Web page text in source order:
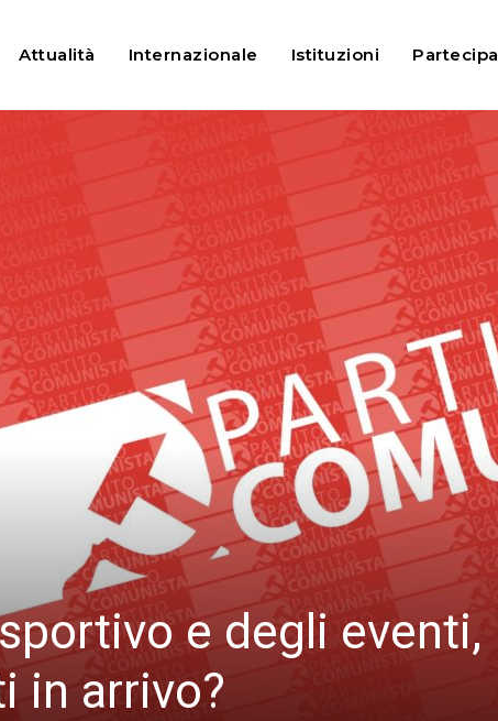
Attualità Internazionale Istituzioni Partecipa
e degli eventi,
in arrivo?